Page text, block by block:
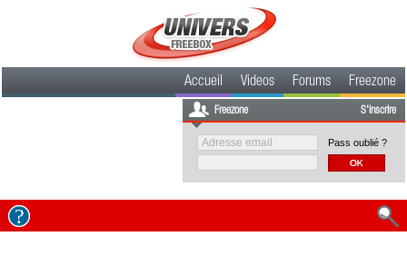
Accueil Videos Forums Freezone
Freezone S'inscrire
Pass oublié ?